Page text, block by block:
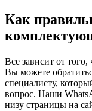
Как
Все зависит от
Вы можете
специалисту,
вопрос. Наши
низу страницы на